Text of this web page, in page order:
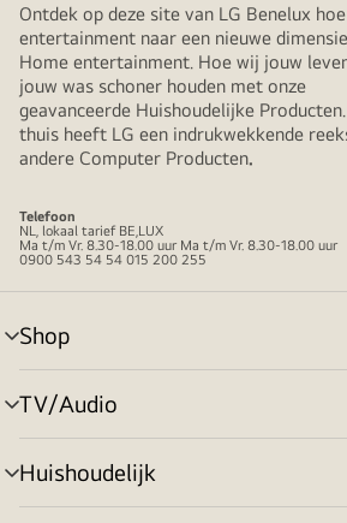
Ontdek op deze site van LG Benelux
entertainment naar een nieuwe
Home entertainment. Hoe wij jouw
jouw was schoner houden met onze
geavanceerde Huishoudelijke
thuis heeft LG een indrukwekkende
andere Computer Producten.
Telefoon
NL, lokaal tarief BE,LUX
Ma t/m Vr. 8.30-18.00 uur Ma t/m Vr. 8.30-18.00 uur
0900 543 54 54 015 200 255
Shop
menu
in-/uitschakelen
TV/Audio
menu
in-/uitschakelen
Huishoudelijk
menu
in-/uitschakelen